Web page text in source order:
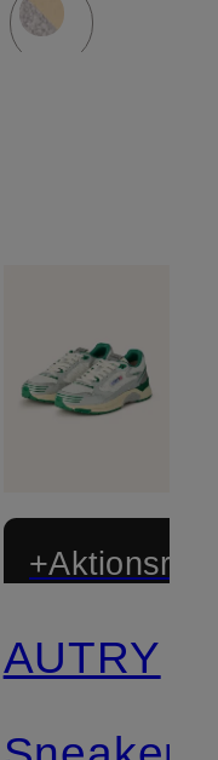
AUTRY